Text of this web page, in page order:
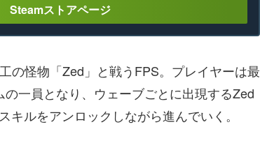
Steamストアページ
の怪物「Zed」と戦うFPS。プレイヤーは最
一員となり、ウェーブごとに出現するZed
キルをアンロックしながら進んでいく。